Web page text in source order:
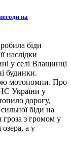
на
біди
наслідки
у селі Влащинці
будинки.
мотопомпи. Про
України у
дорогу,
біди на
гроза з громом у
а у